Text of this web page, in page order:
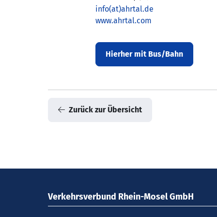
info(at)ahrtal.de
www.ahrtal.com
Hierher mit Bus/Bahn
Zurück zur Übersicht
Verkehrsverbund Rhein-Mosel GmbH